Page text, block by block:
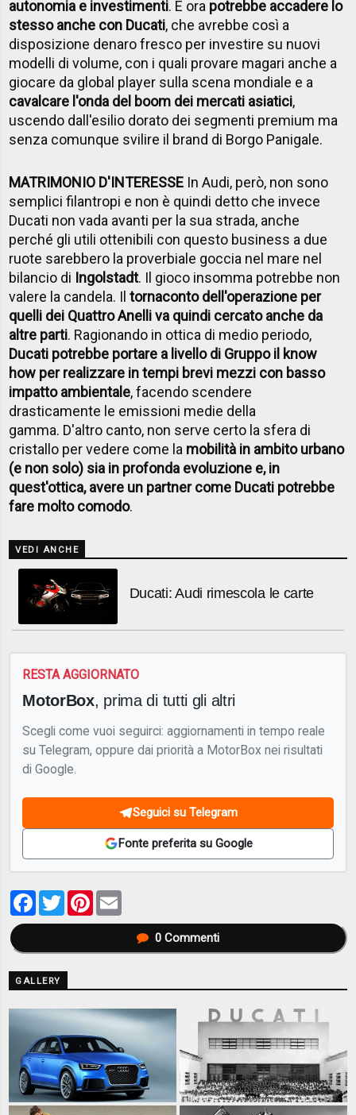
autonomia e investimenti. E ora potrebbe accadere lo
stesso anche con Ducati, che avrebbe così a
disposizione denaro fresco per investire su nuovi
modelli di volume, con i quali provare magari anche a
giocare da global player sulla scena mondiale e a
cavalcare l'onda del boom dei mercati asiatici,
uscendo dall'esilio dorato dei segmenti premium ma
senza comunque svilire il brand di Borgo Panigale.
MATRIMONIO D'INTERESSE In Audi, però, non sono
semplici filantropi e non è quindi detto che invece
Ducati non vada avanti per la sua strada, anche
perché gli utili ottenibili con questo business a due
ruote sarebbero la proverbiale goccia nel mare nel
bilancio di Ingolstadt. Il gioco insomma potrebbe non
valere la candela. Iltornaconto dell'operazione per
quelli dei Quattro Anelli va quindi cercato anche da
altre parti. Ragionando in ottica di medio periodo,
Ducati potrebbe portare a livello di Gruppo il know
how per realizzare in tempi brevi mezzi con basso
impatto ambientale, facendo scendere
drasticamente le emissioni medie della
gamma. D'altro canto, non serve certo la sfera di
cristallo per vedere come la mobilità in ambito urbano
(e non solo) sia in profonda evoluzione e, in
quest'ottica, avere un partner come Ducati potrebbe
fare molto comodo.
VEDI ANCHE
Ducati: Audi rimescola le carte
RESTA AGGIORNATO
MotorBox, prima di tutti gli altri
Scegli come vuoi seguirci: aggiornamenti in tempo reale
su Telegram, oppure dai priorità a MotorBox nei risultati
di Google.
Seguici su Telegram
Fonte preferita su Google
Facebook
TwitterPinterest
0Commenti
GALLERY